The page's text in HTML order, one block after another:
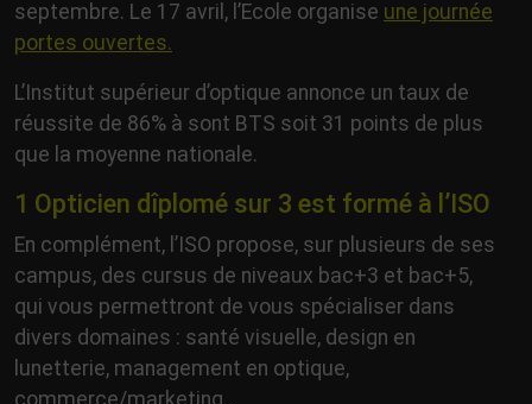
septembre. Le 17 avril, l’Ecole organise une journée
portes ouvertes.
L’Institut supérieur d’optique annonce un taux de
réussite de 86% à sont BTS soit 31 points de plus
que la moyenne nationale.
1 Opticien dîplomé sur 3 est formé à l’ISO
En complément, l’ISO propose, sur plusieurs de ses
campus, des cursus de niveaux bac+3 et bac+5,
qui vous permettront de vous spécialiser dans
divers domaines : santé visuelle, design en
lunetterie, management en optique,